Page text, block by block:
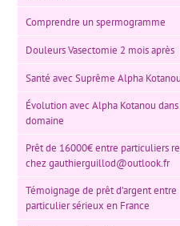
Comprendre un spermogramme
Douleurs Vasectomie 2 mois après
Santé avec Suprême Alpha Kotanou
Évolution avec Alpha Kotanou
domaine
Prêt de 16000€ entre particuliers
chezgauthierguillod@outlook.fr
Témoignage de prêt d’argent entre
particulier sérieux en France